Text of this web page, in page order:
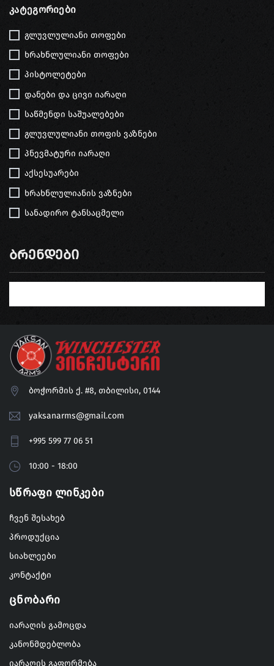
Კატეგორიები
გლუვლულიანი თოფები
ხრახნლულიანი თოფები
პისტოლეტები
დანები და ცივი იარაღი
საწმენდი საშუალებები
გლუვლულიანი თოფის ვაზნები
პნევმატური იარაღი
აქსესუარები
ხრახნლულიანის ვაზნები
სანადირო ტანსაცმელი
Ბრენდები
ბოჭორმის ქ. #8, თბილისი, 0144
yaksanarms@gmail.com
+995 599 77 06 51
10:00 - 18:00
Სწრაფი Ლინკები
ჩვენ შესახებ
პროდუქცია
სიახლეები
კონტაქტი
Ცნობარი
იარაღის გამოცდა
კანონმდებლობა
იარაღის გაფორმება